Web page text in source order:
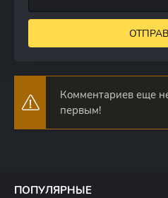
Комментариев еще
первым!
ПОПУЛЯРНЫЕ